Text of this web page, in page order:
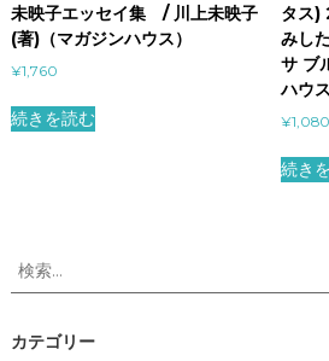
未映子エッセイ集 / 川上未映子
(著)（マガジンハウス）
¥1,760
続きを読む
タス)
みし
サ ブ
ハウ
¥1,080
続き
検
索
象
カテゴリー